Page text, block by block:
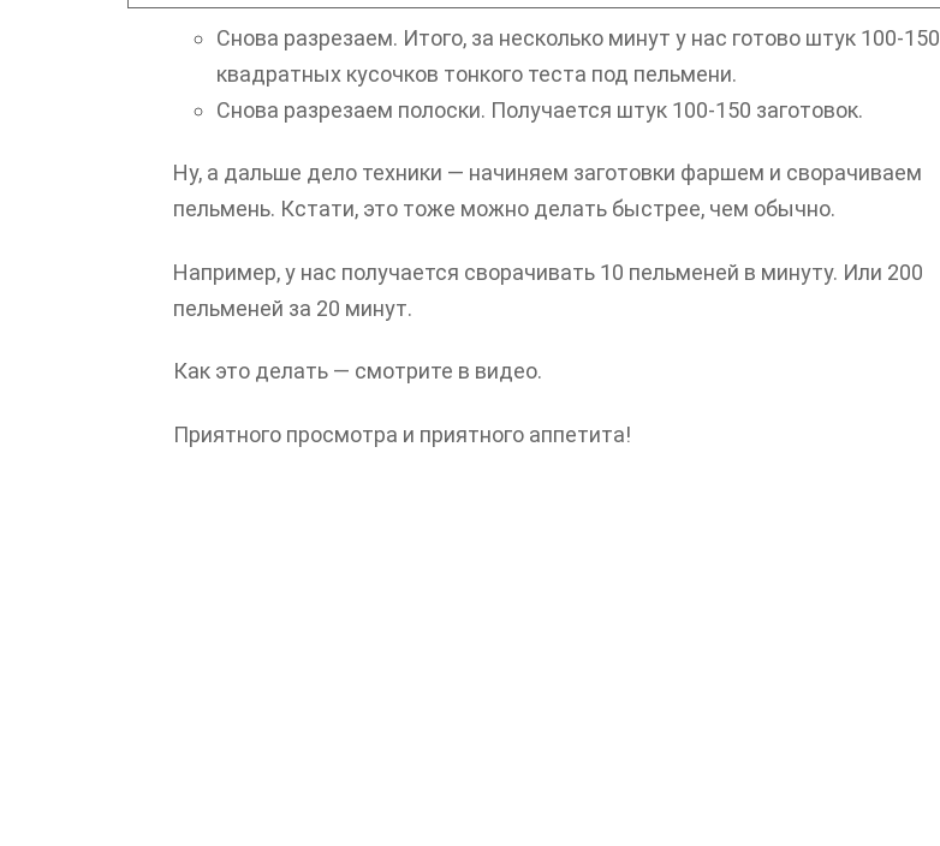
Снова разрезаем. Итого, за несколько минут у нас готово штук 100-150
квадратных кусочков тонкого теста под пельмени.
Снова разрезаем полоски. Получается штук 100-150 заготовок.
Ну, а дальше дело техники — начиняем заготовки фаршем и сворачиваем
пельмень. Кстати, это тоже можно делать быстрее, чем обычно.
Например, у нас получается сворачивать 10 пельменей в минуту. Или 200
пельменей за 20 минут.
Как это делать — смотрите в видео.
Приятного просмотра и приятного аппетита!